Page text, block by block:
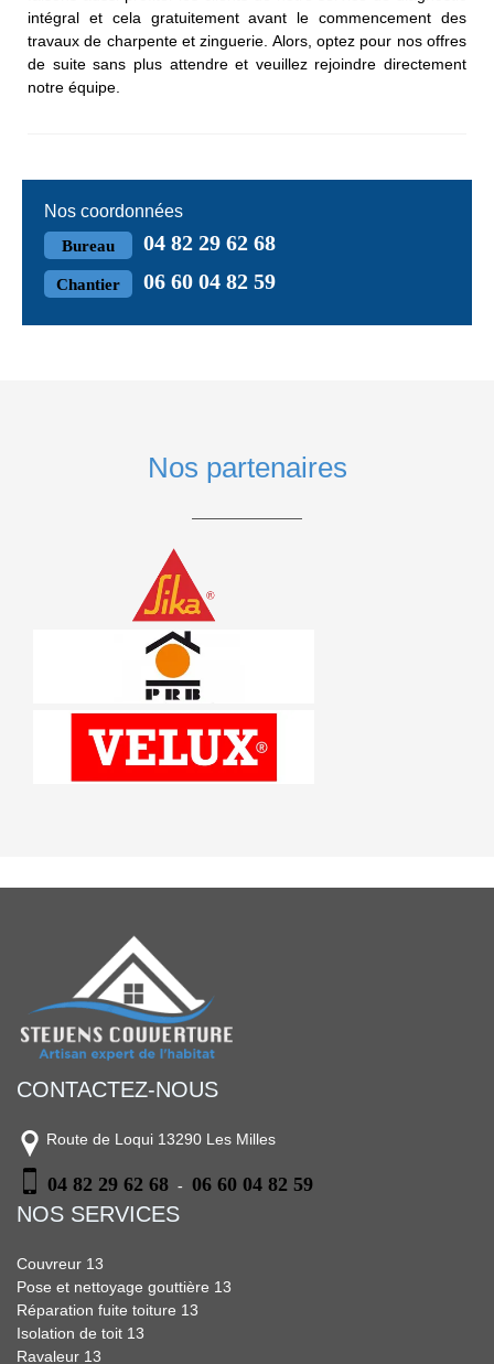
intégral et cela gratuitement avant le commencement des
travaux de charpente et zinguerie. Alors, optez pour nos offres
de suite sans plus attendre et veuillez rejoindre directement
notre équipe.
Nos coordonnées
Bureau 04 82 29 62 68
Chantier 06 60 04 82 59
Nos partenaires
CONTACTEZ-NOUS
Route de Loqui 13290 Les Milles
04 82 29 62 68 - 06 60 04 82 59
NOS SERVICES
Couvreur 13
Pose et nettoyage gouttière 13
Réparation fuite toiture 13
Isolation de toit 13
Ravaleur 13